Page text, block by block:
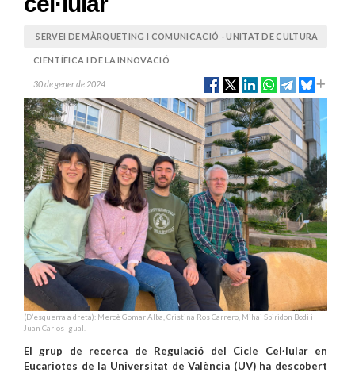
SERVEI DE MÀRQUETING I COMUNICACIÓ - UNITAT DE CULTURA
CIENTÍFICA I DE LA INNOVACIÓ
30 de gener de 2024
(D’esquerra a dreta): Mercè Gomar Alba, Cristina Ros Carrero, Mihai Spiridon Bodi i
Juan Carlos Igual.
El grup de recerca de Regulació del Cicle Cel·lular en
Eucariotes de la Universitat de València (UV) ha descobert